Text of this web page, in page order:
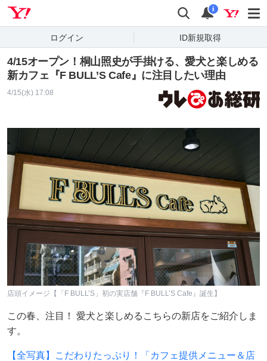
検索 通知
i
ログイン ID新規取得
4/15オープン！桐山照史が手掛ける、愛犬と楽しめる
新カフェ『F BULL’S Cafe』に注目したい理由
4/15(水) 17:08
店頭イメージ【「F BULL’S」初の実店舗『F BULL’S Cafe』誕生】
この春、注目！ 愛犬と楽しめるこちらの新店をご紹介しま
す。
【全写真】こだわりたっぷり！「カフェ提供メニュー＆店